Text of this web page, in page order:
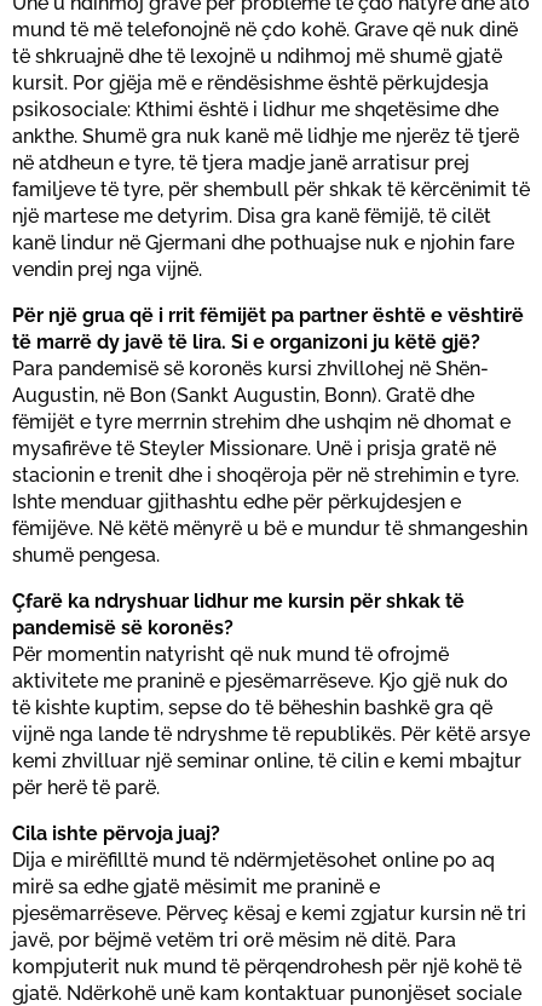
mund të më telefonojnë në çdo kohë. Grave që nuk dinë
të shkruajnë dhe të lexojnë u ndihmoj më shumë gjatë
kursit. Por gjëja më e rëndësishme është përkujdesja
psikosociale: Kthimi është i lidhur me shqetësime dhe
ankthe. Shumë gra nuk kanë më lidhje me njerëz të tjerë
në atdheun e tyre, të tjera madje janë arratisur prej
familjeve të tyre, për shembull për shkak të kërcënimit të
një martese me detyrim. Disa gra kanë fëmijë, të cilët
kanë lindur në Gjermani dhe pothuajse nuk e njohin fare
vendin prej nga vijnë.
Për një grua që i rrit fëmijët pa partner është e vështirë
të marrë dy javë të lira. Si e organizoni ju këtë gjë?
Para pandemisë së koronës kursi zhvillohej në Shën-
Augustin, në Bon (Sankt Augustin, Bonn). Gratë dhe
fëmijët e tyre merrnin strehim dhe ushqim në dhomat e
mysafirëve të Steyler Missionare. Unë i prisja gratë në
stacionin e trenit dhe i shoqëroja për në strehimin e tyre.
Ishte menduar gjithashtu edhe për përkujdesjen e
fëmijëve. Në këtë mënyrë u bë e mundur të shmangeshin
shumë pengesa.
Çfarë ka ndryshuar lidhur me kursin për shkak të
pandemisë së koronës?
Për momentin natyrisht që nuk mund të ofrojmë
aktivitete me praninë e pjesëmarrëseve. Kjo gjë nuk do
të kishte kuptim, sepse do të bëheshin bashkë gra që
vijnë nga lande të ndryshme të republikës. Për këtë arsye
kemi zhvilluar një seminar online, të cilin e kemi mbajtur
për herë të parë.
Cila ishte përvoja juaj?
Dija e mirëfilltë mund të ndërmjetësohet online po aq
mirë sa edhe gjatë mësimit me praninë e
pjesëmarrëseve. Përveç kësaj e kemi zgjatur kursin në tri
javë, por bëjmë vetëm tri orë mësim në ditë. Para
kompjuterit nuk mund të përqendrohesh për një kohë të
gjatë. Ndërkohë unë kam kontaktuar punonjëset sociale